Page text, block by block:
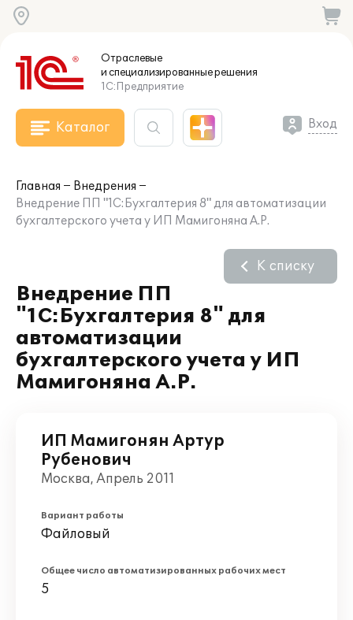
Отраслевые
и специализированныерешения
1С:Предприятие
Каталог Вход
Главная
Внедрения
Внедрение ПП "1С:Бухгалтерия 8" для автоматизации
бухгалтерского учета у ИП Мамигоняна А.Р.
Внедрение ПП
"1С:Бухгалтерия 8" для
автоматизации
бухгалтерского учета у ИП
Мамигоняна А.Р.
К списку
ИП Мамигонян Артур
Рубенович
Москва, Апрель 2011
Вариант работы
Файловый
Общее число автоматизированных рабочих мест
5